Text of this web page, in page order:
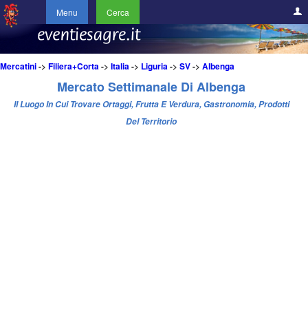
Menu Cerca
Mercatini-> Filiera+Corta-> Italia-> Liguria-> SV-> Albenga
Mercato Settimanale Di Albenga
Il Luogo In Cui Trovare Ortaggi, Frutta E Verdura, Gastronomia, Prodotti
Del Territorio